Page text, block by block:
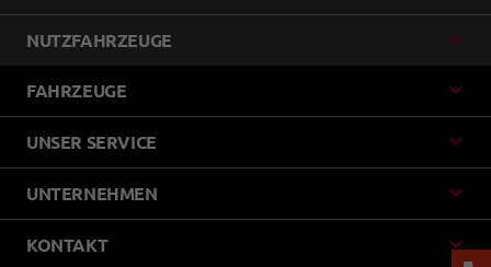
NUTZFAHRZEUGE
FAHRZEUGE
UNSER SERVICE
UNTERNEHMEN
KONTAKT